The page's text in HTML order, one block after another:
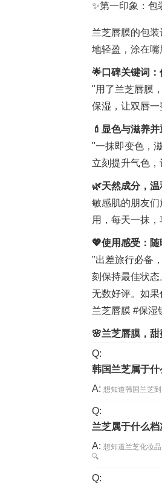
✨第一印象：包
兰芝唇膜的包
地轻盈，涂在嘴
🌟口碑关键词：
"用了兰芝唇膜
保湿，让双唇一
💄显色与滋养并
"一抹即变色，
立刻提升气色，
🌿天然成分，
敏感肌的朋友
用，每天一抹，
💖使用感受：
"出差旅行必备
刻保持最佳状
无数好评。如
兰芝唇膜 #保湿
🌸兰芝唇膜，
Q:
韩国兰芝属于
A: 想知道韩国兰芝
Q:
兰芝属于什么
A: 想知道兰芝化妆
🔍
Q: